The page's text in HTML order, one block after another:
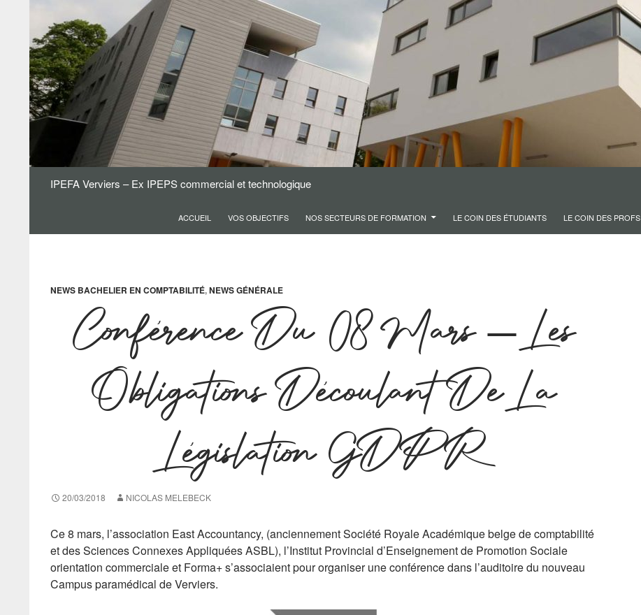
contenu
IPEFA Verviers – Ex IPEPS commercial et technologique
ACCUEIL VOS OBJECTIFS NOS SECTEURS DE FORMATION LE COIN DES ÉTUDIANTS LE COIN DES PROFS
NEWS BACHELIER EN COMPTABILITÉ,NEWS GÉNÉRALE
Conférence Du 08 Mars – Les
Obligations Découlant De La
Législation GDPR
20/03/2018 NICOLAS MELEBECK
Ce 8 mars, l’association East Accountancy, (anciennement Société Royale Académique belge de comptabilité
et des Sciences Connexes Appliquées ASBL), l’Institut Provincial d’Enseignement de Promotion Sociale
orientation commerciale et Forma+ s’associaient pour organiser une conférence dans l’auditoire du nouveau
Campus paramédical de Verviers.